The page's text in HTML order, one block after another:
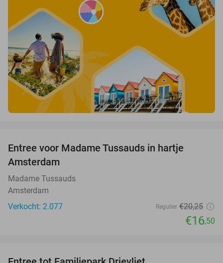
Entree voor Madame Tussauds in hartje
Amsterdam
Madame Tussauds
Amsterdam
Verkocht: 2.077
Regulier €20,25
€16,50